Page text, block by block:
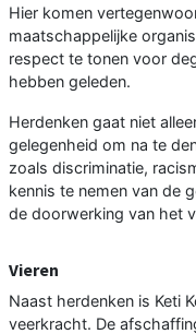
Hier komen
maatschappelijke
respect te tonen voor
hebben geleden.
Herdenken gaat niet
gelegenheid om na te
zoals discriminatie,
kennis te nemen van de
de doorwerking van het
Vieren
Naast herdenken is Keti
veerkracht. De